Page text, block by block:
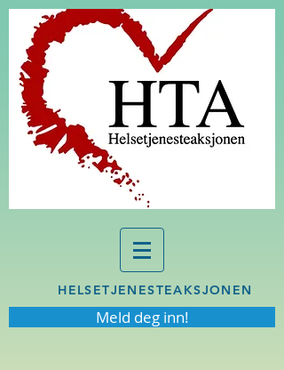
HELSETJENESTEAKSJONEN
Meld deg inn!